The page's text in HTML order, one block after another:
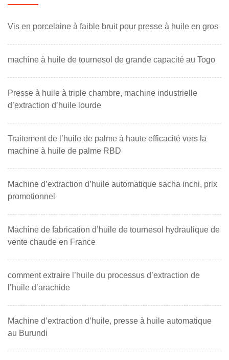
Vis en porcelaine à faible bruit pour presse à huile en gros
machine à huile de tournesol de grande capacité au Togo
Presse à huile à triple chambre, machine industrielle
d’extraction d’huile lourde
Traitement de l’huile de palme à haute efficacité vers la
machine à huile de palme RBD
Machine d’extraction d’huile automatique sacha inchi, prix
promotionnel
Machine de fabrication d’huile de tournesol hydraulique de
vente chaude en France
comment extraire l’huile du processus d’extraction de
l’huile d’arachide
Machine d’extraction d’huile, presse à huile automatique
au Burundi